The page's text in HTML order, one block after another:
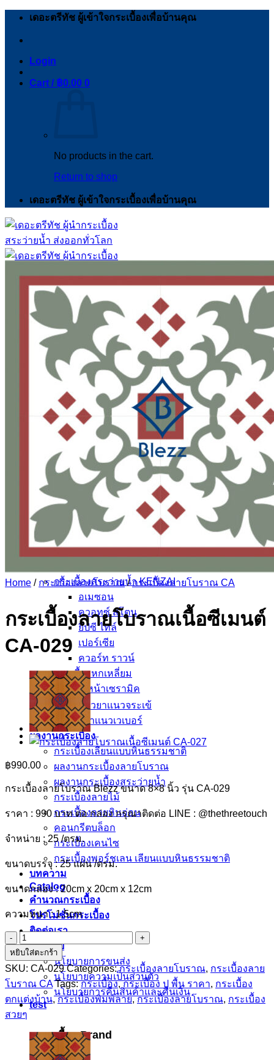
Skip
เดอะตรีทัช ผู้เข้าใจกระเบื้องเพื่อบ้านคุณ
Login
Cart / ฿0.00 0
No products in the cart.
Return to shop
เดอะตรีทัช ผู้เข้าใจกระเบื้องเพื่อบ้านคุณ
Search
สินค้า
กระเบื้องสระว่ายนํ้า
กระเบื้องสระว่ายน้ำ Cotto
กระเบื้องสระว่ายน้ำ HGn
กระเบื้องสระว่ายน้ำ TGs
กระเบื้องสระว่ายน้ำหินธรรมชาติ
กระเบื้องสระว่ายนํ้า Porcelain stone รุ่น
Kyanite stone
กระเบื้องขอบสระว่ายน้ำ
กระเบื้องลายโบราณ
กระเบื้องSubway
กระเบื้องเคนไซ
แกรนิตโต้ ไทล์
เอ็กซ์ทรูดไทล์
ฟลอเรนซ์ ไทล์
กระเบื้องสระว่ายน้ำ KENZAI
อเมซอน
ควอทซ์ สโตน
ยิปซี ไทล์
เปอร์เซีย
ควอร์ท ราวน์
กระเบื้องหกเหลี่ยม
อ่างล้างหน้าเซรามิค
ปูนกาวยาเเนวจระเข้
ปูนกาวยาเเนวเวเบอร์
ผลงานกระเบื้อง
กระเบื้องเลียนแบบหินธรรมชาติ
ผลงานกระเบื้องลายโบราณ
ผลงานกระเบื้องสระว่ายนํ้า
กระเบื้องลายไม้
กระเบื้องลายหินอ่อน
คอนกรีตบล็อก
กระเบื้องเคนไซ
กระเบื้องพอร์ชเลน เลียนเเบบหินธรรมชาติ
บทความ
Catalog
คำนวณกระเบื้อง
โปรโมชั่นกระเบื้อง
ติดต่อเรา
นโยบาย
นโยบายการขนส่ง
นโยบายความเป็นส่วนตัว
นโยบายการคืนสินค้าและคืนเงิน
test
กระเบื้อง Brand
Home / กระเบื้องลายโบราณ / กระเบื้องลายโบราณ CA
กระเบื้องลายโบราณเนื้อซีเมนต์
CA-029
฿990.00
กระเบื้องลายโบราณ Blezz ขนาด 8×8 นิ้ว รุ่น CA-029
ราคา : 990 บาท ต่อ กล่อง กรุณาติดต่อ LINE : @thethreetouch
จำหน่าย : 25 /ตรม.
ขนาดบรรจุ : 25 แผ่น /ตรม.
ขนาดกล่อง : 20cm x 20cm x 12cm
ความหนา : 1.5cm
กระเบื้อง
ลาย
โบราณ
เนื้อ
ซีเมนต์
CA-
quantity
หยิบใส่ตะกร้า
SKU: CA-029 Categories:กระเบื้องลายโบราณ, กระเบื้องลาย
โบราณ CA Tags:กระเบื้อง,กระเบื้อง ปู พื้น ราคา, กระเบื้อง
ตกเเต่งบ้าน,กระเบื้องพิมพ์ลาย,กระเบื้องลายโบราณ, กระเบื้อง
สวยๆ